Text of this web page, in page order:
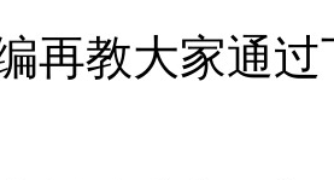
再教大家通